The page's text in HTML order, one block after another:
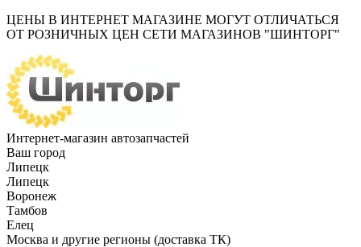
ЦЕНЫ В ИНТЕРНЕТ МАГАЗИНЕ МОГУТ ОТЛИЧАТЬСЯ
ОТ РОЗНИЧНЫХ ЦЕН СЕТИ МАГАЗИНОВ "ШИНТОРГ"
Интернет-магазин автозапчастей
Ваш город
Липецк
Липецк
Воронеж
Тамбов
Елец
Москва и другие регионы (доставка ТК)